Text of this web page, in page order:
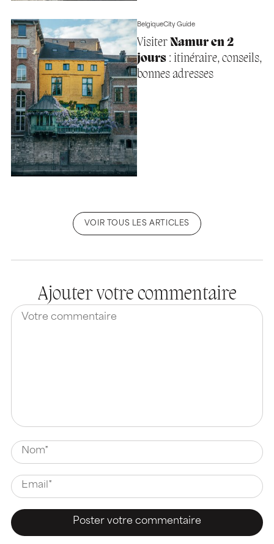
BelgiqueCity Guide
Visiter Namur en 2
jours: itinéraire, conseils,
bonnes adresses
VOIR TOUS LES ARTICLES
Ajouter votre commentaire